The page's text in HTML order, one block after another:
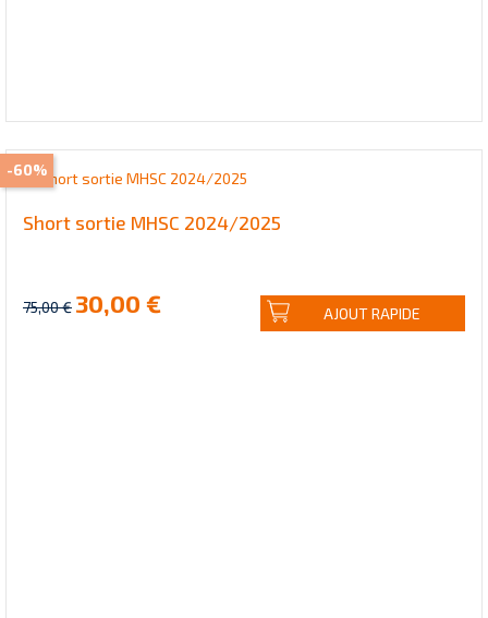
Short sortie MHSC 2024/2025
75,00 € 30,00 € AJOUT RAPIDE
-60%